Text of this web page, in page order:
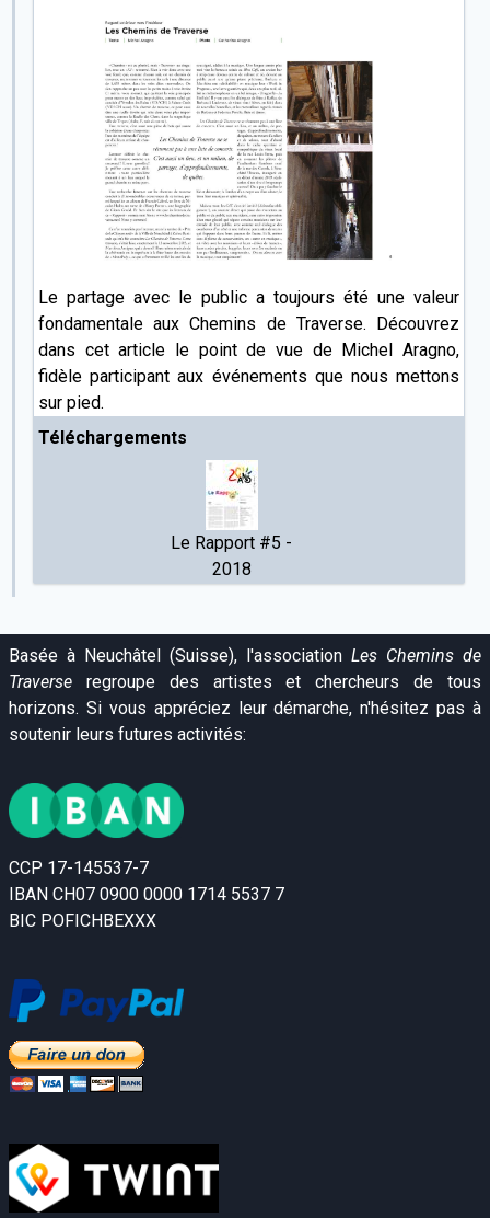
Le partage avec le public a toujours été une valeur
fondamentale aux Chemins de Traverse. Découvrez
dans cet article le point de vue de Michel Aragno,
fidèle participant aux événements que nous mettons
sur pied.
Téléchargements
Le Rapport #5 -
2018
Basée à Neuchâtel (Suisse), l'association Les Chemins de
Traverse regroupe des artistes et chercheurs de tous
horizons. Si vous appréciez leur démarche, n'hésitez pas à
soutenir leurs futures activités:
CCP 17-145537-7
IBAN CH07 0900 0000 1714 5537 7
BIC POFICHBEXXX